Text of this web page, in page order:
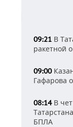
09:21 В
ракетной
09:00
Гафарова
08:14В
БПЛА